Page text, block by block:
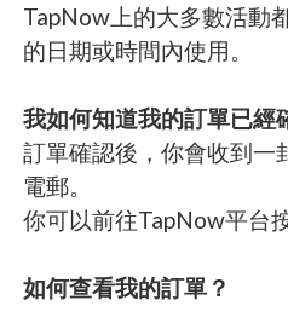
TapNow上的大多數活動
的日期或時間內使用。
我如何知道我的訂單已經
訂單確認後，你會收到一
電郵。
你可以前往TapNow平台
如何查看我的訂單？